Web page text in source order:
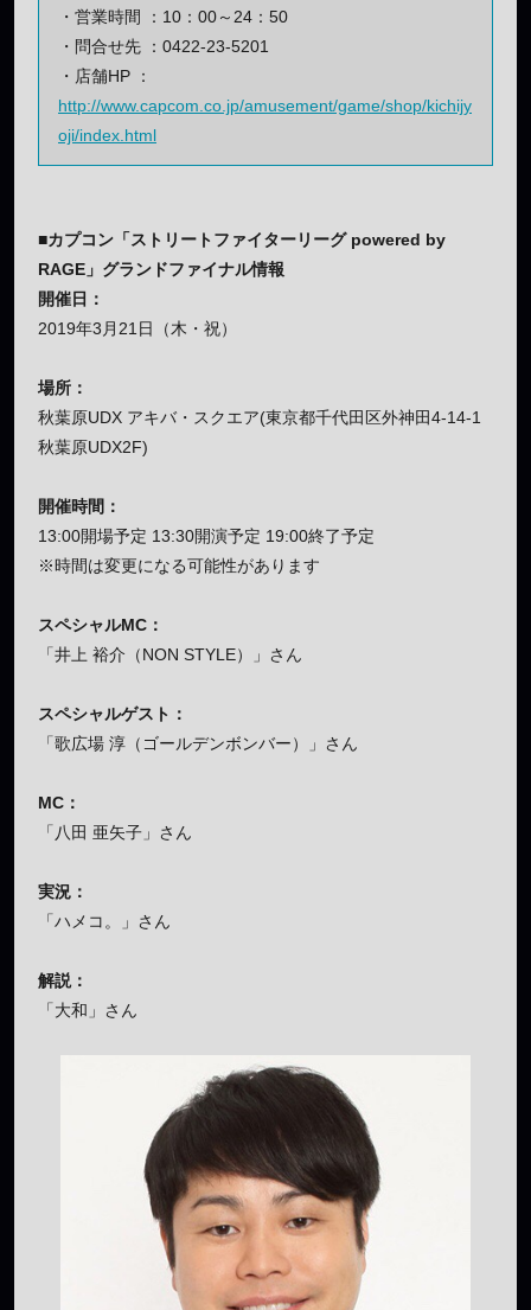
・営業時間 ：10：00～24：50
・問合せ先 ：0422-23-5201
・店舗HP ：
http://www.capcom.co.jp/amusement/game/shop/kichijy
oji/index.html
■カプコン「ストリートファイターリーグ powered by
RAGE」グランドファイナル情報
開催日：
2019年3月21日（木・祝）
場所：
秋葉原UDX アキバ・スクエア(東京都千代田区外神田4-14-1
秋葉原UDX2F)
開催時間：
13:00開場予定 13:30開演予定 19:00終了予定
※時間は変更になる可能性があります
スペシャルMC：
「井上 裕介（NON STYLE）」さん
スペシャルゲスト：
「歌広場 淳（ゴールデンボンバー）」さん
MC：
「八田 亜矢子」さん
実況：
「ハメコ。」さん
解説：
「大和」さん